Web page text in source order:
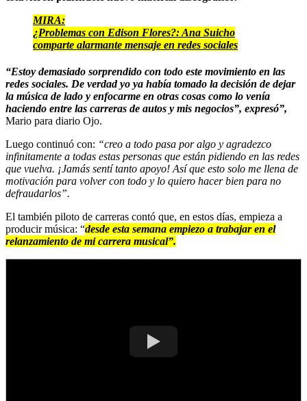
MIRA:
¿Problemas con Edison Flores?: Ana Suicho
comparte alarmante mensaje en redes sociales
“Estoy demasiado sorprendido con todo este movimiento en las
redes sociales. De verdad yo ya había tomado la decisión de dejar
la música de lado y enfocarme en otras cosas como lo venía
haciendo entre las carreras de autos y mis negocios”, expresó”,
Mario para diario Ojo.
Luego continuó con: “creo a todo pasa por algo y agradezco
infinitamente a todas estas personas que están pidiendo en las redes
que vuelva. ¡Jamás sentí tanto apoyo! Así que esto solo me llena de
motivación para volver con todo y lo quiero hacer bien para no
defraudarlos”.
El también piloto de carreras contó que, en estos días, empieza a
producir música: “desde esta semana empiezo a trabajar en el
relanzamiento de mi carrera musical”.